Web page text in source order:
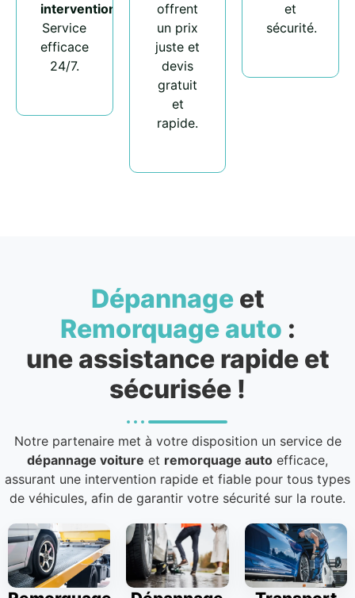
intervention
Service
efficace
24/7.
offrent
un prix
juste et
devis
gratuit
et
rapide.
et
sécurité.
Dépannageet
Remorquage auto :
une assistance rapide et
sécurisée !
Notre partenaire met à votre disposition un service de
dépannage voiture et remorquage auto efficace,
assurant une intervention rapide et fiable pour tous types
de véhicules, afin de garantir votre sécurité sur la route.